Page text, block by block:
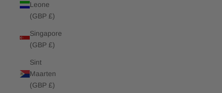
Leone
(GBP £)
Singapore
(GBP £)
Sint
Maarten
(GBP £)